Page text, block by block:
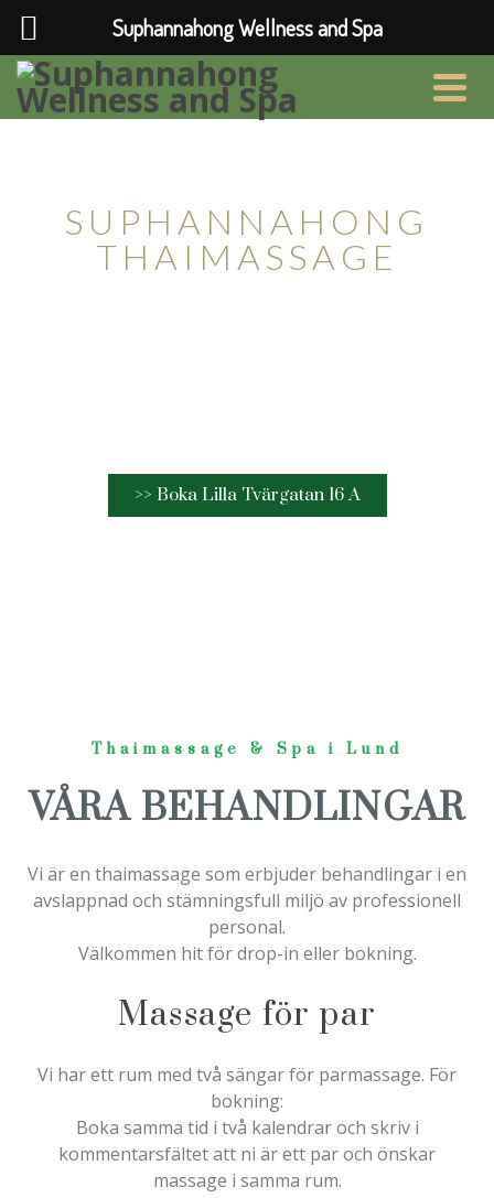
SUPHANNAHONG
THAIMASSAGE
>> Boka Lilla Tvärgatan 16 A
Thaimassage & Spa i Lund
VÅRA BEHANDLINGAR
Vi är en thaimassage som erbjuder behandlingar i en
avslappnad och stämningsfull miljö av professionell
personal.
Välkommen hit för drop-in eller bokning.
Massage för par
Vi har ett rum med två sängar för parmassage. För
bokning:
Boka samma tid i två kalendrar och skriv i
kommentarsfältet att ni är ett par och önskar
massage i samma rum.
Suphannahong Wellness and Spa